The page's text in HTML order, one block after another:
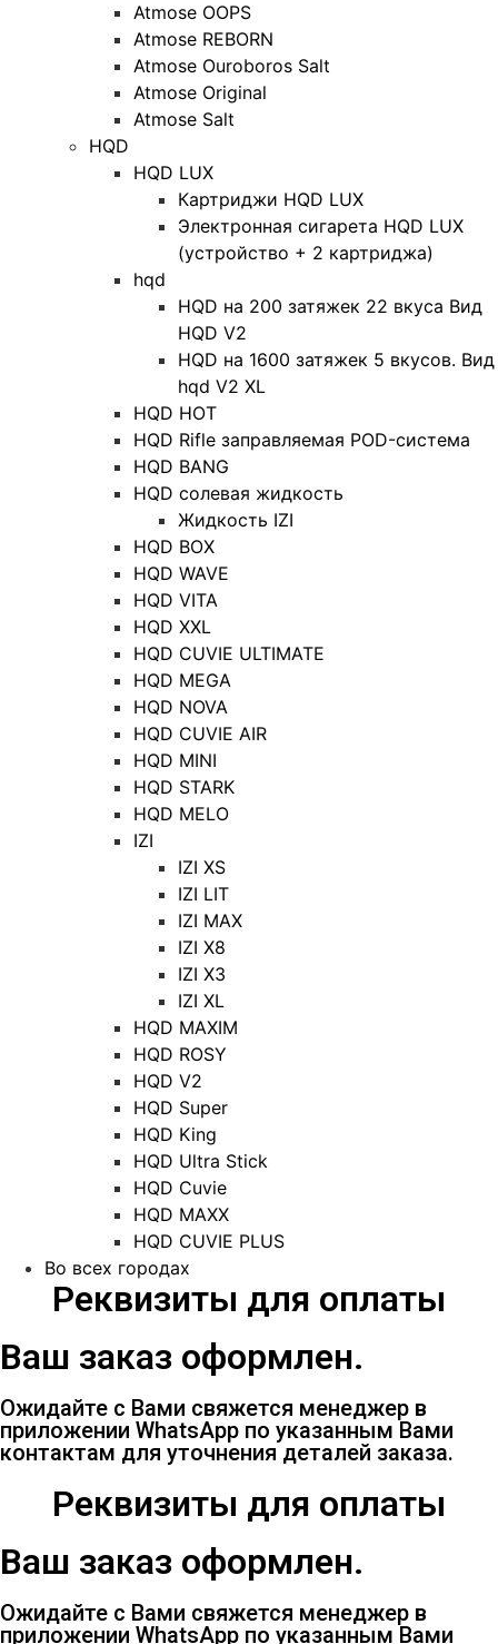
Atmose OOPS
Atmose REBORN
Atmose Ouroboros Salt
Atmose Original
Atmose Salt
HQD
HQD LUX
Картриджи HQD LUX
Электронная сигарета HQD LUX
(устройство + 2 картриджа)
hqd
HQD на 200 затяжек 22 вкуса Вид
HQD V2
HQD на 1600 затяжек 5 вкусов. Вид
hqd V2 XL
HQD HOT
HQD Rifle заправляемая POD-система
HQD BANG
HQD солевая жидкость
Жидкость IZI
HQD BOX
HQD WAVE
HQD VITA
HQD XXL
HQD CUVIE ULTIMATE
HQD MEGA
HQD NOVA
HQD CUVIE AIR
HQD MINI
HQD STARK
HQD MELO
IZI
IZI XS
IZI LIT
IZI MAX
IZI X8
IZI X3
IZI XL
HQD MAXIM
HQD ROSY
HQD V2
HQD Super
HQD King
HQD Ultra Stick
HQD Cuvie
HQD MAXX
HQD CUVIE PLUS
Во всех городах
Реквизиты для оплаты
Ваш заказ оформлен.
Ожидайте с Вами свяжется менеджер в
приложении WhatsApp по указанным Вами
контактам для уточнения деталей заказа.
Реквизиты для оплаты
Ваш заказ оформлен.
Ожидайте с Вами свяжется менеджер в
приложении WhatsApp по указанным Вами